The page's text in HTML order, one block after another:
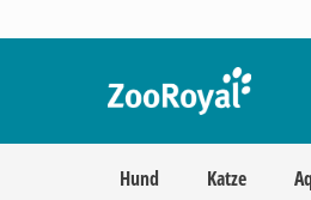
Hund Katze